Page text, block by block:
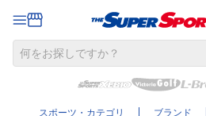
スポーツ・カテゴリ ブランド